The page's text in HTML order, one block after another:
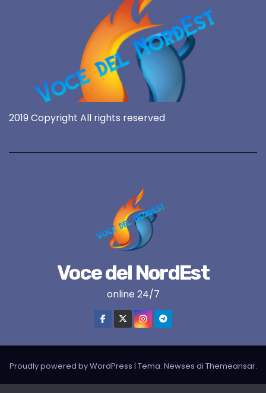
2019 Copyright All rights reserved
Voce del NordEst
online 24/7
Proudly powered by WordPress | Tema: Newses di Themeansar.